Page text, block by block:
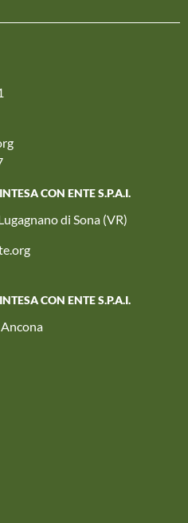
CON ENTE S.P.A.I.
di Sona (VR)
CON ENTE S.P.A.I.